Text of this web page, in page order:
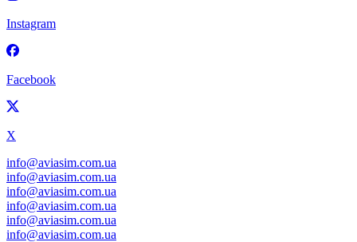
Instagram
Facebook
X
info@aviasim.com.ua
info@aviasim.com.ua
info@aviasim.com.ua
info@aviasim.com.ua
info@aviasim.com.ua
info@aviasim.com.ua